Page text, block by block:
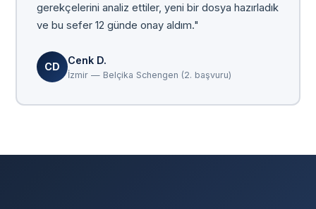
gerekçelerini analiz ettiler, yeni bir dosya hazırladık
ve bu sefer 12 günde onay aldım."
CD
Cenk D.
İzmir — Belçika Schengen (2. başvuru)